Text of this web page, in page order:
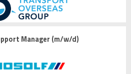
Manager (m/w/d)